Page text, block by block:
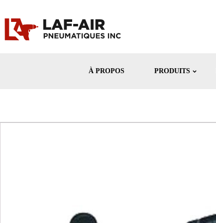
À PROPOS PRODUITS